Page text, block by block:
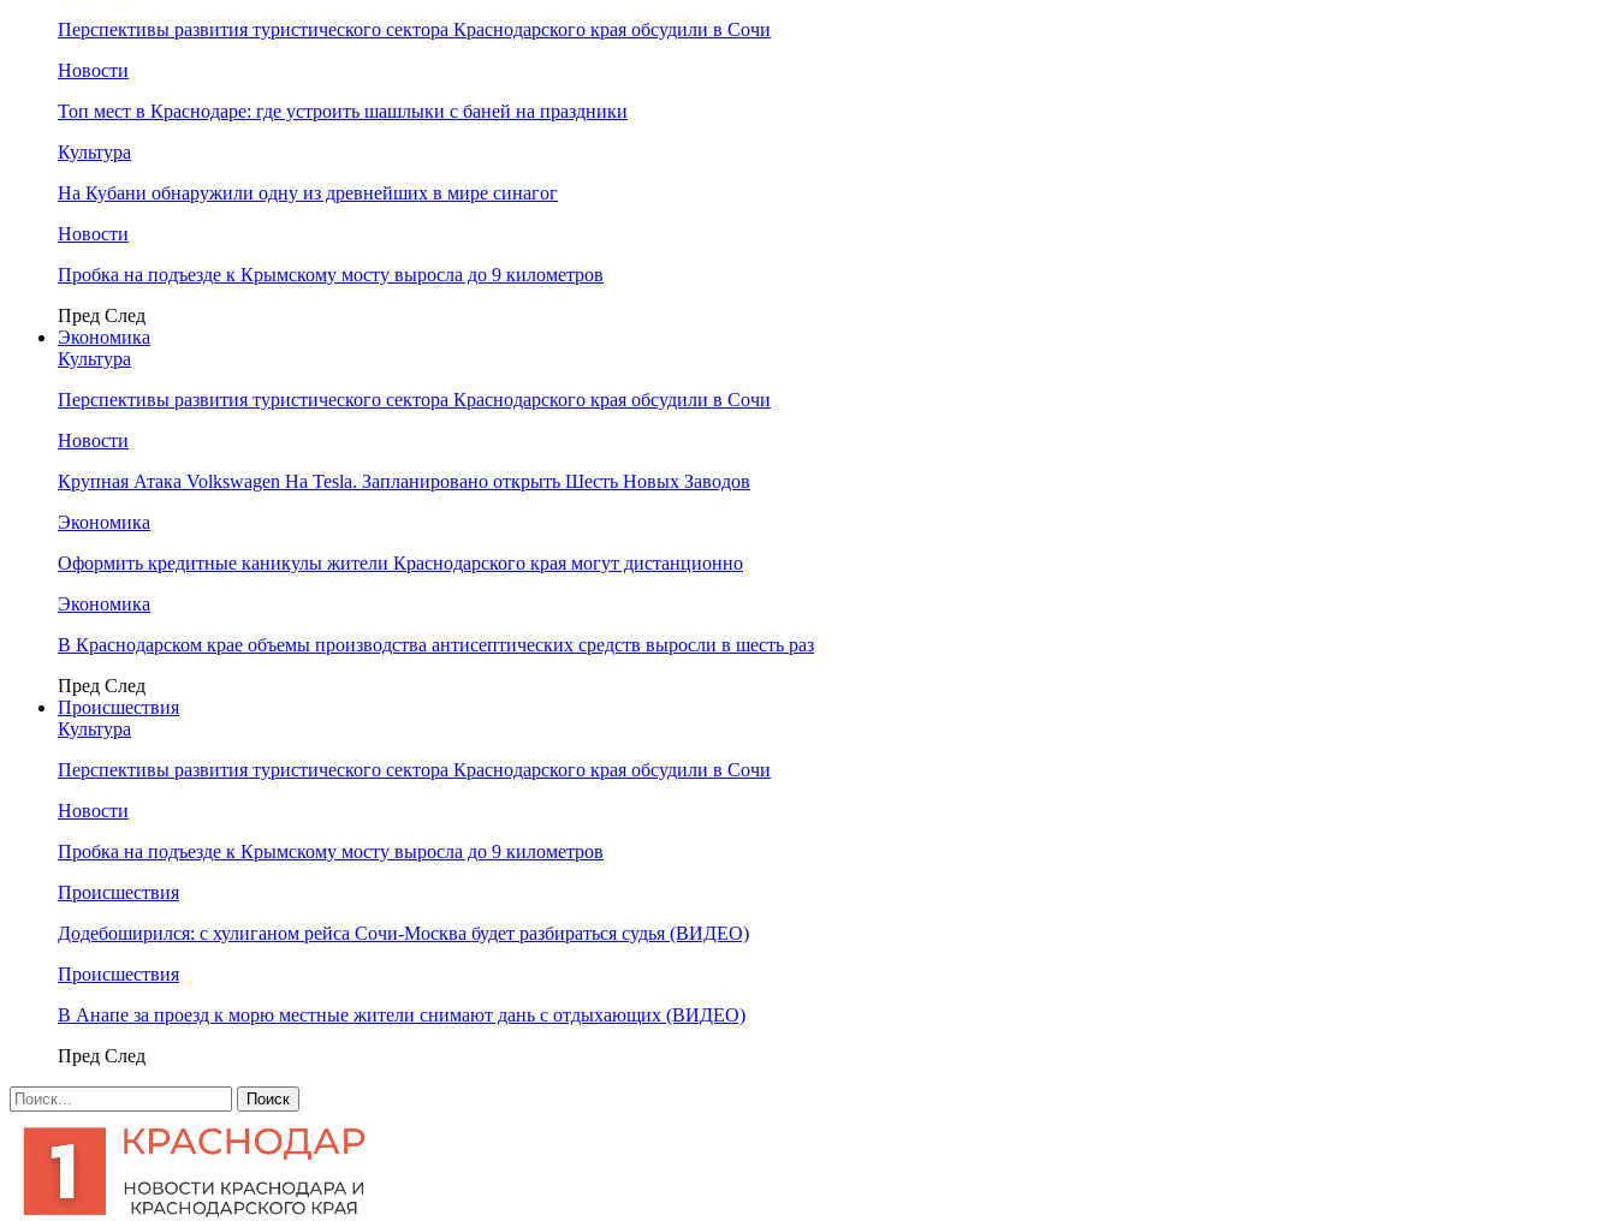
Перспективы развития туристического сектора Краснодарского края обсудили в Сочи
Новости
Топ мест в Краснодаре: где устроить шашлыки с баней на праздники
Культура
На Кубани обнаружили одну из древнейших в мире синагог
Новости
Пробка на подъезде к Крымскому мосту выросла до 9 километров
Пред След
Экономика
Культура
Перспективы развития туристического сектора Краснодарского края обсудили в Сочи
Новости
Крупная Атака Volkswagen На Tesla. Запланировано открыть Шесть Новых Заводов
Экономика
Оформить кредитные каникулы жители Краснодарского края могут дистанционно
Экономика
В Краснодарском крае объемы производства антисептических средств выросли в шесть раз
Пред След
Происшествия
Культура
Перспективы развития туристического сектора Краснодарского края обсудили в Сочи
Новости
Пробка на подъезде к Крымскому мосту выросла до 9 километров
Происшествия
Додебоширился: с хулиганом рейса Сочи-Москва будет разбираться судья (ВИДЕО)
Происшествия
В Анапе за проезд к морю местные жители снимают дань с отдыхающих (ВИДЕО)
Пред След